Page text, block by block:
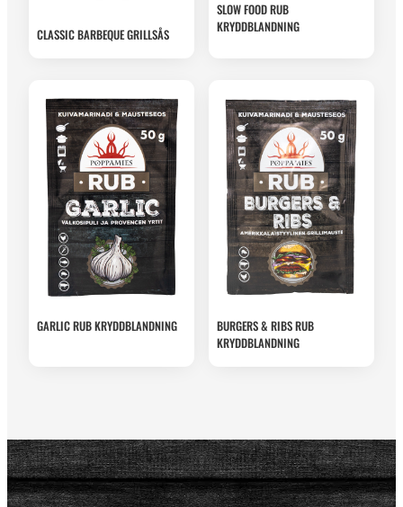
CLASSIC BARBEQUE GRILLSÅS
SLOW FOOD RUB
KRYDDBLANDNING
GARLIC RUB KRYDDBLANDNING
BURGERS & RIBS RUB
KRYDDBLANDNING